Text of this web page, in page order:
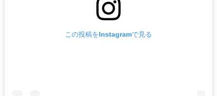
この投稿をInstagramで見る